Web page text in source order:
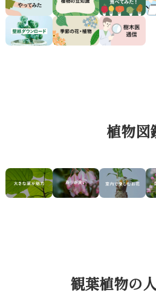
植物図
観葉植物の